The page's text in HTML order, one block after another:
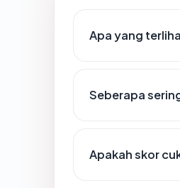
Apa yang
Seberapa
Apakah skor